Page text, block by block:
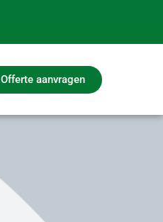
Offerte aanvragen